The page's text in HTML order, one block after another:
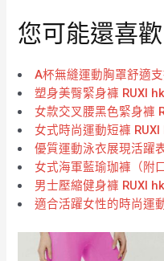
您可能還喜歡
A杯無縫運動胸罩舒適
塑身美臀緊身褲 RUXI
女款交叉腰黑色緊身褲
女式時尚運動短褲
優質運動泳衣展現活躍
女式海軍藍瑜珈褲（附
男士壓縮健身褲 RUXI
適合活躍女性的時尚運